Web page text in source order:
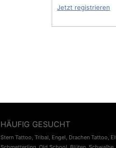
Jetzt registrieren
HÄUFIG GESUCHT
Stern Tattoo, Tribal, Engel, Drachen Tattoo,